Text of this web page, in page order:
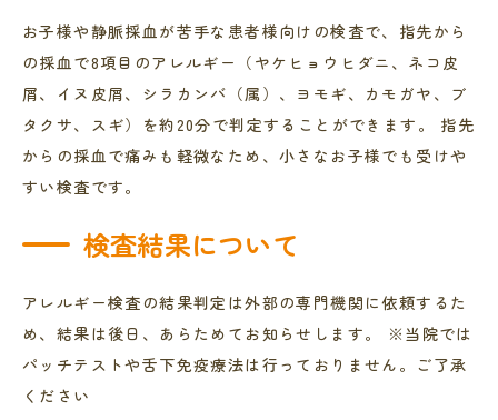
お子様や静脈採血が苦手な患者様向けの検査で、指先から
の採血で8項目のアレルギー（ヤケヒョウヒダニ、ネコ皮
屑、イヌ皮屑、シラカンバ（属）、ヨモギ、カモガヤ、ブ
タクサ、スギ）を約20分で判定することができます。 指先
からの採血で痛みも軽微なため、小さなお子様でも受けや
すい検査です。
検査結果について
アレルギー検査の結果判定は外部の専門機関に依頼するた
め、結果は後日、あらためてお知らせします。 ※当院では
パッチテストや舌下免疫療法は行っておりません。ご了承
ください